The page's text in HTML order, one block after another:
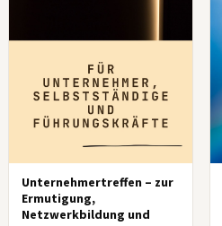
Unternehmertreffen – zur
Ermutigung,
Netzwerkbildung und